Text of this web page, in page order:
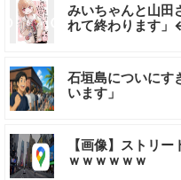
みいちゃんと山田
れて終わります
石垣島についに
います」
【画像】ストリ
ｗｗｗｗｗｗ